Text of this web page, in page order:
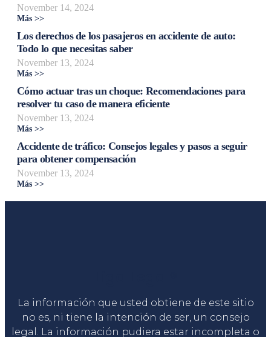
November 14, 2024
Más >>
Los derechos de los pasajeros en accidente de auto:
Todo lo que necesitas saber
November 13, 2024
Más >>
Cómo actuar tras un choque: Recomendaciones para
resolver tu caso de manera eficiente
November 13, 2024
Más >>
Accidente de tráfico: Consejos legales y pasos a seguir
para obtener compensación
November 13, 2024
Más >>
La información que usted obtiene de este sitio
no es, ni tiene la intención de ser, un consejo
legal. La información pudiera estar incompleta o